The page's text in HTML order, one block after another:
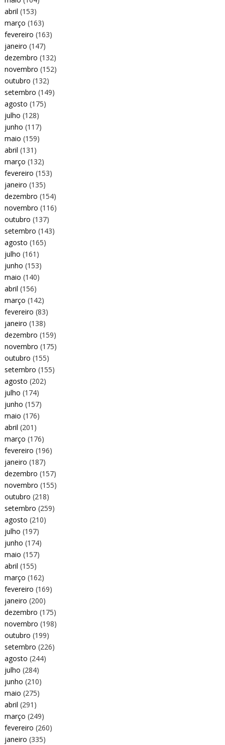
abril (153)
março (163)
fevereiro (163)
janeiro (147)
dezembro (132)
novembro (152)
outubro (132)
setembro (149)
agosto (175)
julho (128)
junho (117)
maio (159)
abril (131)
março (132)
fevereiro (153)
janeiro (135)
dezembro (154)
novembro (116)
outubro (137)
setembro (143)
agosto (165)
julho (161)
junho (153)
maio (140)
abril (156)
março (142)
fevereiro (83)
janeiro (138)
dezembro (159)
novembro (175)
outubro (155)
setembro (155)
agosto (202)
julho (174)
junho (157)
maio (176)
abril (201)
março (176)
fevereiro (196)
janeiro (187)
dezembro (157)
novembro (155)
outubro (218)
setembro (259)
agosto (210)
julho (197)
junho (174)
maio (157)
abril (155)
março (162)
fevereiro (169)
janeiro (200)
dezembro (175)
novembro (198)
outubro (199)
setembro (226)
agosto (244)
julho (284)
junho (210)
maio (275)
abril (291)
março (249)
fevereiro (260)
janeiro (335)